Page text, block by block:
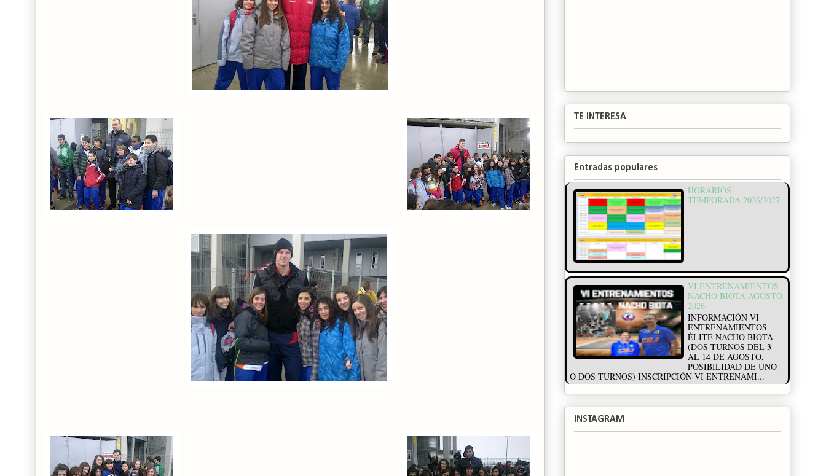
TE INTERESA
Entradas populares
HORARIOS
TEMPORADA 2026/2027
VI ENTRENAMIENTOS
NACHO BIOTA AGOSTO
2026
INFORMACIÓN VI
ENTRENAMIENTOS
ÉLITE NACHO BIOTA
(DOS TURNOS DEL 3
AL 14 DE AGOSTO,
POSIBILIDAD DE UNO
O DOS TURNOS) INSCRIPCIÓN VI ENTRENAMI...
INSTAGRAM